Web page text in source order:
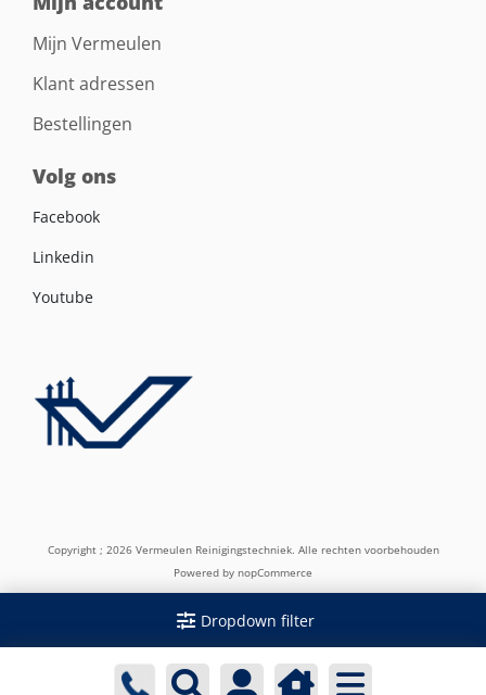
Dropdown filter
Mijn Vermeulen
Klant adressen
Bestellingen
Volg ons
Facebook
Linkedin
Youtube
Copyright ; 2026 Vermeulen Reinigingstechniek. Alle rechten voorbehouden
Powered by nopCommerce